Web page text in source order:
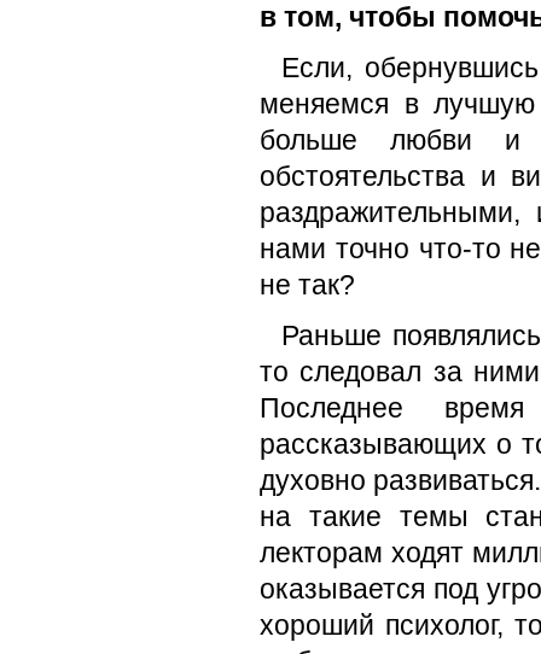
в том, чтобы
Если,
меняемся в лучшую
больше любви и
обстоятельства и
нами точно что-то
не так?
Раньше
то следовал за
Последнее
рассказывающих о
духовно
на такие темы
лекторам ходят
оказывается под
хороший психолог,